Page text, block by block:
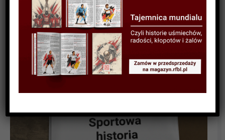
Wieczorne szaleństwo w
Księstwie. AS Monaco –
Deportivo 8:3